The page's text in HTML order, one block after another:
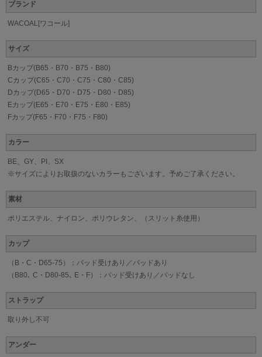
ブランド
WACOAL[ワコール]
サイズ
Bカップ(B65・B70・B75・B80)
Cカップ(C65・C70・C75・C80・C85)
Dカップ(D65・D70・D75・D80・D85)
Eカップ(E65・E70・E75・E80・E85)
Fカップ(F65・F70・F75・F80)
カラー
BE、GY、PI、SX
※サイズによりお取扱のないカラーもございます。予めご了承ください。
素材
ポリエステル、ナイロン、ポリウレタン、（スリット糸使用）
カップ
（B・C・D65-75）：パッド受けあり／パッドあり
（B80､ C・D80-85､ E・F）：パッド受けあり／パッドなし
ストラップ
取り外し不可
アンダー